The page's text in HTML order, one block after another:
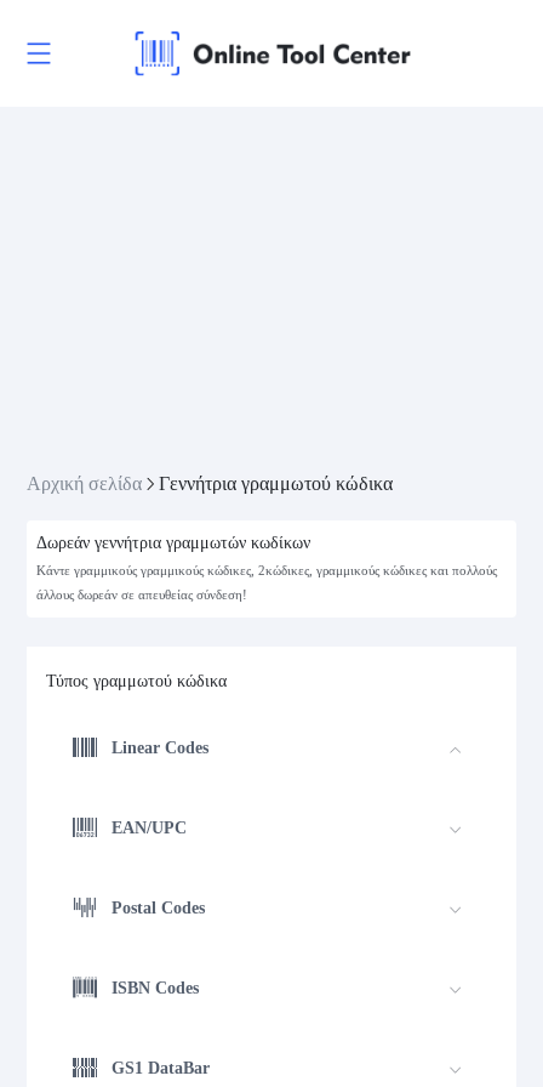
Αρχική σελίδα Γεννήτρια γραμμωτού κώδικα
Δωρεάν γεννήτρια γραμμωτών κωδίκων
Κάντε γραμμικούς γραμμικούς κώδικες, 2κώδικες, γραμμικούς κώδικες και πολλούς
άλλους δωρεάν σε απευθείας σύνδεση!
Τύπος γραμμωτού κώδικα
Linear Codes
EAN/UPC
Postal Codes
ISBN Codes
GS1 DataBar